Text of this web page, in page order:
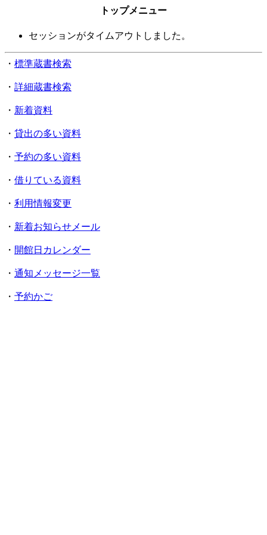
トップメニュー
セッションがタイムアウトしました。
・ 標準蔵書検索
・ 詳細蔵書検索
・ 新着資料
・ 貸出の多い資料
・ 予約の多い資料
・ 借りている資料
・ 利用情報変更
・ 新着お知らせメール
・ 開館日カレンダー
・ 通知メッセージ一覧
・ 予約かご